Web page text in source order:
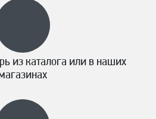
из каталога или в наших